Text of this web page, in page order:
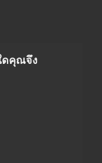
ดคุณจึง